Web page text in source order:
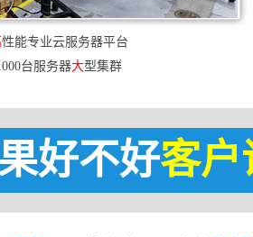
性能专业云服务器平台
台服务器大型集群
好不好客户